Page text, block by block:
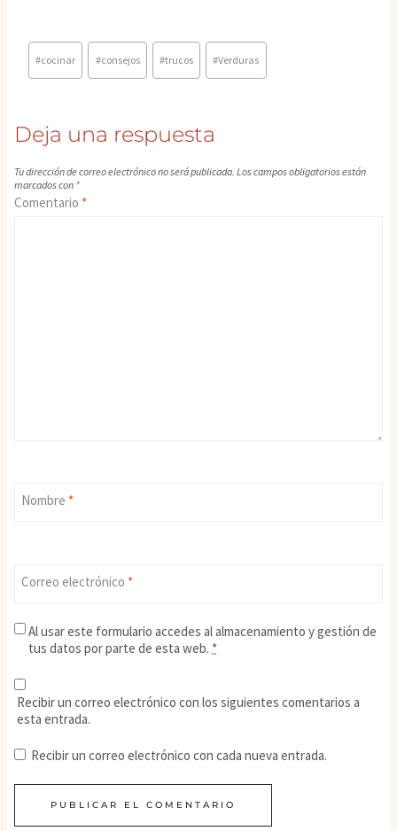
Etiquetas
de
entrada:
#cocinar #consejos #trucos #Verduras
Deja una respuesta
Tu dirección de correo electrónico no será publicada. Los campos obligatorios están
marcados con *
Comentario *
Nombre *
Correo electrónico *
Al usar este formulario accedes al almacenamiento y gestión de
tus datos por parte de esta web. *
Recibir un correo electrónico con los siguientes comentarios a
esta entrada.
Recibir un correo electrónico con cada nueva entrada.